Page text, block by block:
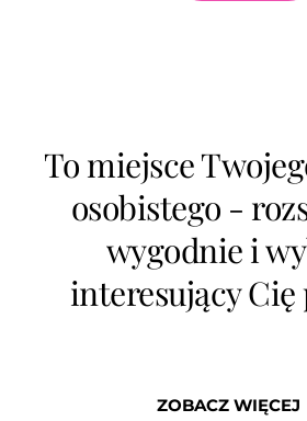
To miejsce
osobistego -
wygodnie i
interesujący Cię
ZOBACZ WIĘCEJ